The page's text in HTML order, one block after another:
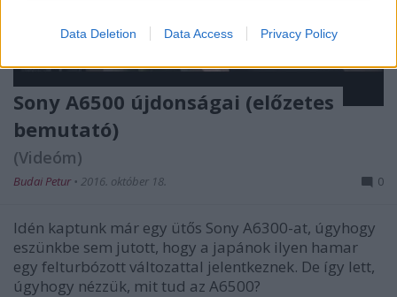
Data Deletion Data Access Privacy Policy
Sony A6500 újdonságai (előzetes
bemutató)
(Videóm)
Budai Petur • 2016. október 18. 0
Idén kaptunk már egy ütős Sony A6300-at, úgyhogy
eszünkbe sem jutott, hogy a japánok ilyen hamar
egy felturbózott változattal jelentkeznek. De így lett,
úgyhogy nézzük, mit tud az A6500?